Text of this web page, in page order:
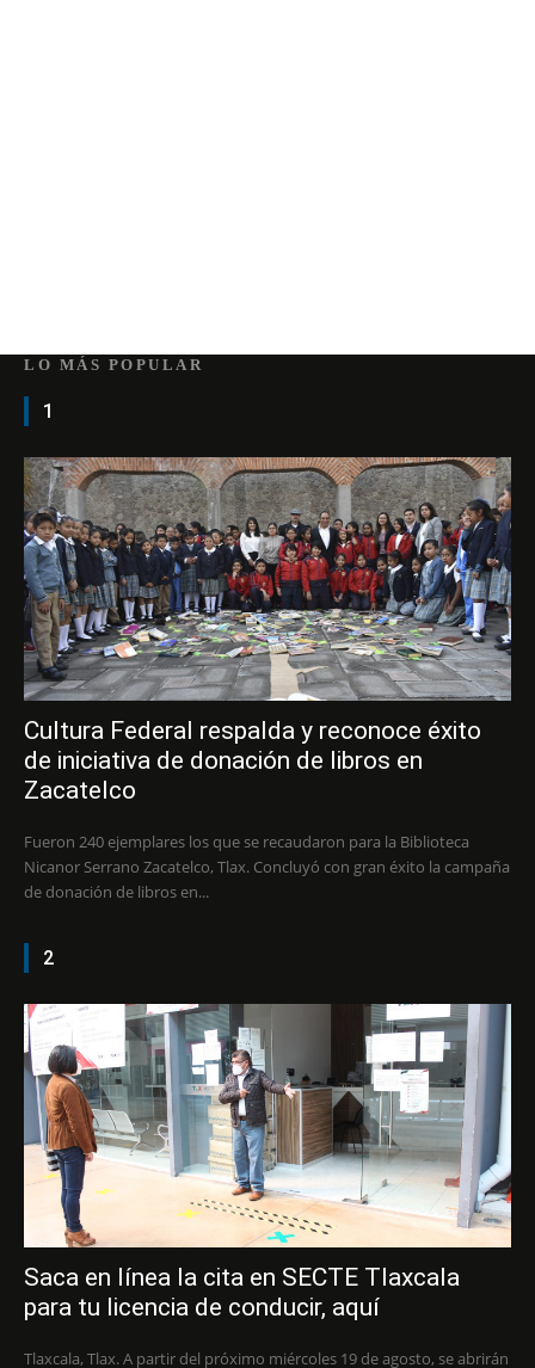
LO MÁS POPULAR
1
Cultura Federal respalda y reconoce éxito
de iniciativa de donación de libros en
Zacatelco
Fueron 240 ejemplares los que se recaudaron para la Biblioteca
Nicanor Serrano Zacatelco, Tlax. Concluyó con gran éxito la campaña
de donación de libros en...
2
Saca en línea la cita en SECTE Tlaxcala
para tu licencia de conducir, aquí
Tlaxcala, Tlax. A partir del próximo miércoles 19 de agosto, se abrirán